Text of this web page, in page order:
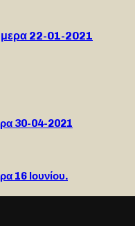
22-01-2021
30-04-2021
16 Ιουνίου.